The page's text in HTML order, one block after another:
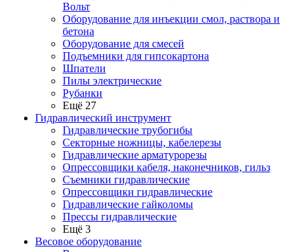
Вольт
Оборудование для инъекции смол, раствора и
бетона
Оборудование для смесей
Подъемники для гипсокартона
Шпатели
Пилы электрические
Рубанки
Ещё 27
Гидравлический инструмент
Гидравлические трубогибы
Секторные ножницы, кабелерезы
Гидравлические арматурорезы
Опрессовщики кабеля, наконечников, гильз
Съемники гидравлические
Опрессовщики гидравлические
Гидравлические гайколомы
Прессы гидравлические
Ещё 3
Весовое оборудование